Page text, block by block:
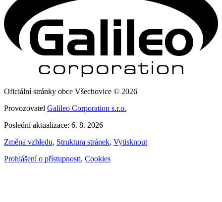
Oficiální stránky obce Všechovice © 2026
Provozovatel Galileo Corporation s.r.o.
Poslední aktualizace: 6. 8. 2026
Změna vzhledu, Struktura stránek, Vytisknout
Prohlášení o přístupnosti, Cookies